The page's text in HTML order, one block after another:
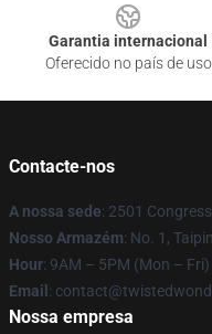
Garantia internacional
Oferecido no país de uso
Contacte-nos
A nossa sede: 2501
Nosso Armazém: No. 1,
Hour: 9AM – 5PM (Mon – Fri)
Email :
Nossa empresa